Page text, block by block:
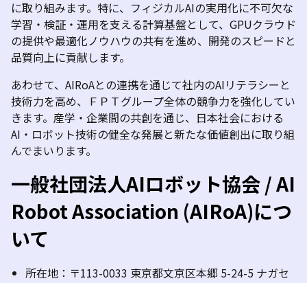
に取り組みます。特に、フィジカルAIの実用化に不可欠な
学習・検証・運用を支える計算基盤として、GPUクラウド
の提供や最適化ノウハウの共有を進め、開発のスピードと
品質向上に貢献します。
あわせて、AIRoAとの連携を通じて社内のAIリテラシーと
技術力を高め、ＦＰＴグループ全体の競争力を強化してい
きます。産学・企業間の共創を通じ、日本社会における
AI・ロボット技術の健全な発展と新たな価値創出に取り組
んでまいります。
一般社団法人AIロボット協会 / AI
Robot Association (AIRoA)につ
いて
所在地：〒113-0033 東京都文京区本郷 5-24-5 ナガセ